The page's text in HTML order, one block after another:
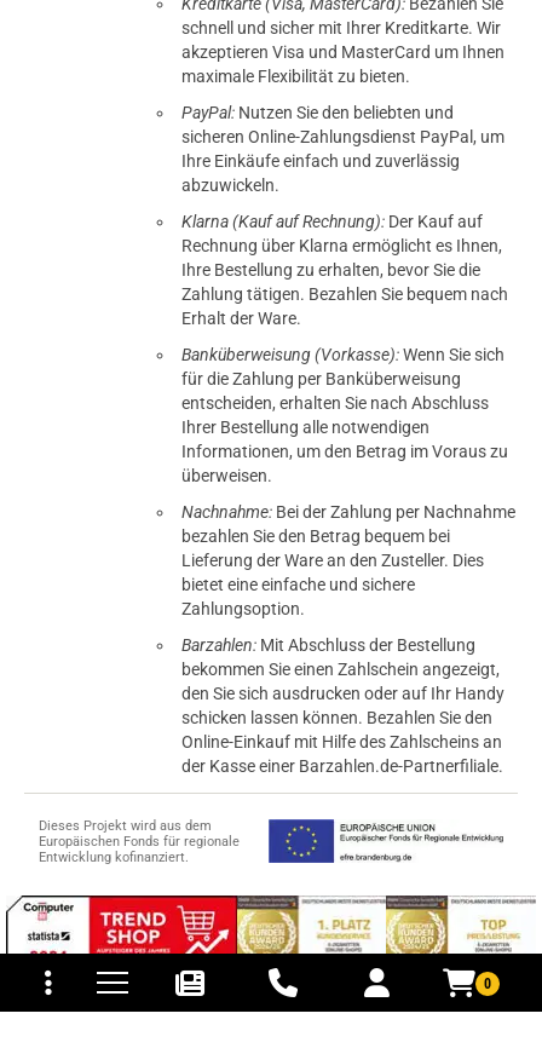
0
und Versandkosten
schnell und sicher mit Ihrer Kreditkarte. Wir
akzeptieren Visa und MasterCard um Ihnen
maximale Flexibilität zu bieten.
PayPal: Nutzen Sie den beliebten und
sicheren Online-Zahlungsdienst PayPal, um
Ihre Einkäufe einfach und zuverlässig
abzuwickeln.
Klarna (Kauf auf Rechnung): Der Kauf auf
Rechnung über Klarna ermöglicht es Ihnen,
Ihre Bestellung zu erhalten, bevor Sie die
Zahlung tätigen. Bezahlen Sie bequem nach
Erhalt der Ware.
Banküberweisung (Vorkasse):Wenn Sie sich
für die Zahlung per Banküberweisung
entscheiden, erhalten Sie nach Abschluss
Ihrer Bestellung alle notwendigen
Informationen, um den Betrag im Voraus zu
überweisen.
Nachnahme: Bei der Zahlung per Nachnahme
bezahlen Sie den Betrag bequem bei
Lieferung der Ware an den Zusteller. Dies
bietet eine einfache und sichere
Zahlungsoption.
Barzahlen: Mit Abschluss der Bestellung
bekommen Sie einen Zahlschein angezeigt,
den Sie sich ausdrucken oder auf Ihr Handy
schicken lassen können. Bezahlen Sie den
Online-Einkauf mit Hilfe des Zahlscheins an
der Kasse einer Barzahlen.de-Partnerfiliale.
Dieses Projekt wird aus dem
Europäischen Fonds für regionale
Entwicklung kofinanziert.
© 2015-2026 PB-ViGoods GmbH